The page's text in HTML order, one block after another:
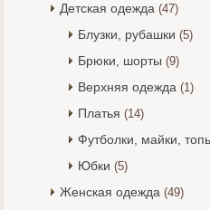
Детская одежда (47)
Блузки, рубашки (5)
Брюки, шорты (9)
Верхняя одежда (1)
Платья (14)
Футболки, майки,
Юбки (5)
Женская одежда (49)